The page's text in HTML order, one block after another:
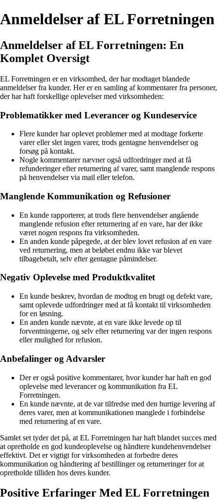
Anmeldelser af EL Forretningen
Anmeldelser af EL Forretningen: En
Komplet Oversigt
EL Forretningen er en virksomhed, der har modtaget blandede
anmeldelser fra kunder. Her er en samling af kommentarer fra personer,
der har haft forskellige oplevelser med virksomheden:
Problematikker med Leverancer og Kundeservice
Flere kunder har oplevet problemer med at modtage forkerte
varer eller slet ingen varer, trods gentagne henvendelser og
forsøg på kontakt.
Nogle kommentarer nævner også udfordringer med at få
refunderinger efter returnering af varer, samt manglende respons
på henvendelser via mail eller telefon.
Manglende Kommunikation og Refusioner
En kunde rapporterer, at trods flere henvendelser angående
manglende refusion efter returnering af en vare, har der ikke
været nogen respons fra virksomheden.
En anden kunde påpegede, at der blev lovet refusion af en vare
ved returnering, men at beløbet endnu ikke var blevet
tilbagebetalt, selv efter gentagne påmindelser.
Negativ Oplevelse med Produktkvalitet
En kunde beskrev, hvordan de modtog en brugt og defekt vare,
samt oplevede udfordringer med at få kontakt til virksomheden
for en løsning.
En anden kunde nævnte, at en vare ikke levede op til
forventningerne, og selv efter returnering var der ingen respons
eller mulighed for refusion.
Anbefalinger og Advarsler
Der er også positive kommentarer, hvor kunder har haft en god
oplevelse med leverancer og kommunikation fra EL
Forretningen.
En kunde nævnte, at de var tilfredse med den hurtige levering af
deres varer, men at kommunikationen manglede i forbindelse
med returnering af en vare.
Samlet set tyder det på, at EL Forretningen har haft blandet succes med
at opretholde en god kundeoplevelse og håndtere kundehenvendelser
effektivt. Det er vigtigt for virksomheden at forbedre deres
kommunikation og håndtering af bestillinger og returneringer for at
opretholde tilliden hos deres kunder.
Positive Erfaringer Med EL Forretningen